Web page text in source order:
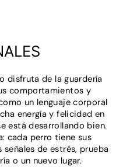
disfruta de la guardería
comportamientos y
un lenguaje corporal
energía y felicidad en
está desarrollando bien.
cada perro tiene sus
de estrés, prueba
o un nuevo lugar.